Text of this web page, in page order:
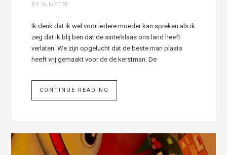
BY OLIVETTE
Ik denk dat ik wel voor iedere moeder kan spreken als ik
zeg dat ik blij ben dat de sinterklaas ons land heeft
verlaten. We zijn opgelucht dat de beste man plaats
heeft vrij gemaakt voor de de kerstman. De
CONTINUE READING